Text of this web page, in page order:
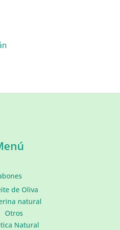
de Oliva
natural
Otros
Natural